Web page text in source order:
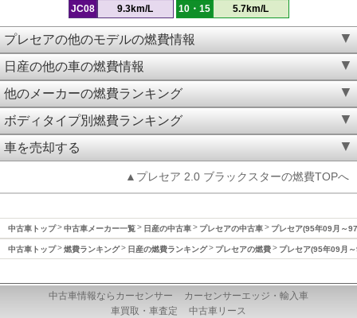
JC08 9.3km/L 10・15 5.7km/L
プレセアの他のモデルの燃費情報
日産の他の車の燃費情報
他のメーカーの燃費ランキング
ボディタイプ別燃費ランキング
車を売却する
▲プレセア 2.0 ブラックスターの燃費TOPへ
中古車トップ 中古車メーカー一覧 日産の中古車 プレセアの中古車 プレセア(95年09月～
中古車トップ 燃費ランキング 日産の燃費ランキング プレセアの燃費 プレセア(95年09月
中古車情報ならカーセンサー
カーセンサーエッジ・輸入車
車買取・車査定
中古車リース